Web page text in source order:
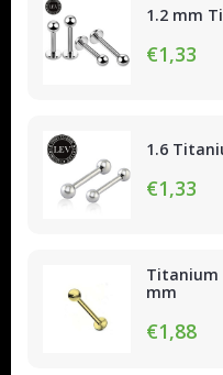
1.2 mm
€1,33
1.6
€1,33
Titanium
mm
€1,88